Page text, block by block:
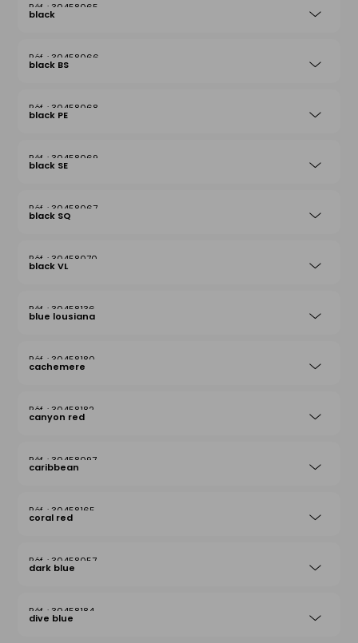
30458065
black
30458066
black BS
30458068
black PE
30458069
black SE
30458067
black SQ
30458070
black VL
30458136
blue lousiana
30458180
cachemere
30458182
canyon red
30458097
caribbean
30458165
coral red
30458057
dark blue
30458184
dive blue